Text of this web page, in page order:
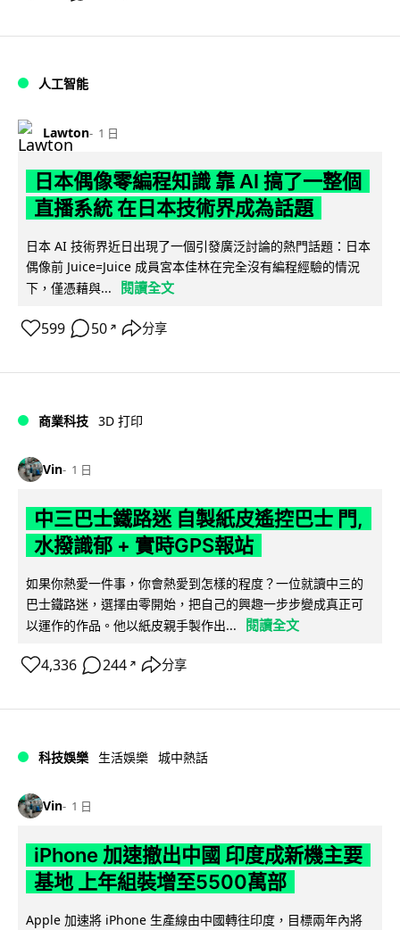
人工智能
Lawton 1 日
日本偶像零編程知識 靠 AI 搞了一整個
直播系統 在日本技術界成為話題
日本 AI 技術界近日出現了一個引發廣泛討論的熱門話題：日本
偶像前 Juice=Juice 成員宮本佳林在完全沒有編程經驗的情況
下，僅憑藉與...
閱讀全文
599 50 ↗ 分享
商業科技 3D 打印
Vin 1 日
中三巴士鐵路迷 自製紙皮遙控巴士 門,
水撥識郁 + 實時GPS報站
如果你熱愛一件事，你會熱愛到怎樣的程度？一位就讀中三的
巴士鐵路迷，選擇由零開始，把自己的興趣一步步變成真正可
以運作的作品。他以紙皮親手製作出...
閱讀全文
4,336 244 ↗ 分享
科技娛樂 生活娛樂 城中熱話
Vin 1 日
iPhone 加速撤出中國 印度成新機主要
基地 上年組裝增至5500萬部
Apple 加速將 iPhone 生產線由中國轉往印度，目標兩年內將